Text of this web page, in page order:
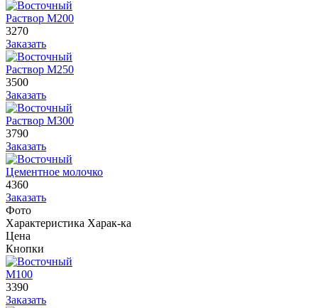
Раствор М200
3270
Заказать
Раствор М250
3500
Заказать
Раствор М300
3790
Заказать
Цементное молочко
4360
Заказать
Фото
Характеристика Харак-ка
Цена
Кнопки
М100
3390
Заказать